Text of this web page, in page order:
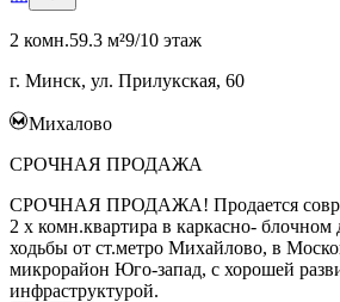
2 комн.59.3 м²9/10 этаж
г. Минск, ул. Прилукская, 60
Михалово
СРОЧНАЯ ПРОДАЖА
СРОЧНАЯ ПРОДАЖА! Продается
2 х комн.квартира в каркасно- блочном
ходьбы от ст.метро Михайлово, в
микрорайон Юго-запад, с хорошей
инфраструктурой.